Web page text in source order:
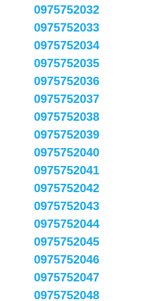
0975752032
0975752033
0975752034
0975752035
0975752036
0975752037
0975752038
0975752039
0975752040
0975752041
0975752042
0975752043
0975752044
0975752045
0975752046
0975752047
0975752048